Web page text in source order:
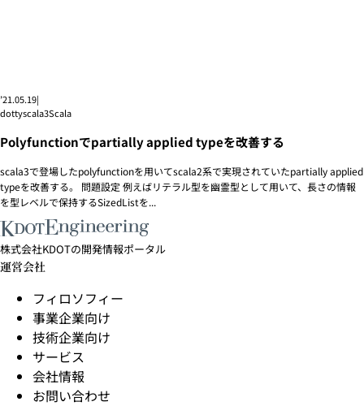
’21.05.19|
dottyscala3Scala
Polyfunctionでpartially applied typeを改善する
scala3で登場したpolyfunctionを用いてscala2系で実現されていたpartially applied
typeを改善する。 問題設定 例えばリテラル型を幽霊型として用いて、長さの情報
を型レベルで保持するSizedListを...
株式会社KDOTの開発情報ポータル
運営会社
フィロソフィー
事業企業向け
技術企業向け
サービス
会社情報
お問い合わせ